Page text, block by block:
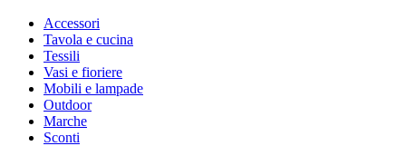
Accessori
Tavola e cucina
Tessili
Vasi e fioriere
Mobili e lampade
Outdoor
Marche
Sconti